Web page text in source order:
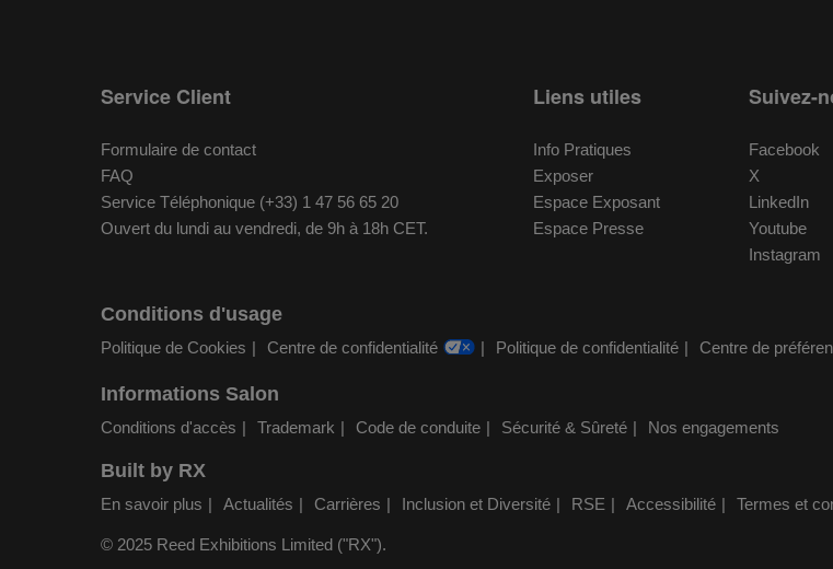
Service Client
Formulaire de contact
FAQ
Service Téléphonique (+33) 1 47 56 65 20
Ouvert du lundi au vendredi, de 9h à 18h CET.
Liens utiles
Info Pratiques
Exposer
Espace Exposant
Espace Presse
Suivez-
Facebook
X
LinkedIn
Youtube
Instagram
Conditions d'usage
Politique de Cookies Centre de confidentialité Politique de confidentialité Centre de
Informations Salon
Conditions d'accès Trademark Code de conduite Sécurité & Sûreté Nos engagements
Built by RX
En savoir plus Actualités Carrières Inclusion et Diversité RSE Accessibilité Termes et
© 2025 Reed Exhibitions Limited ("RX").